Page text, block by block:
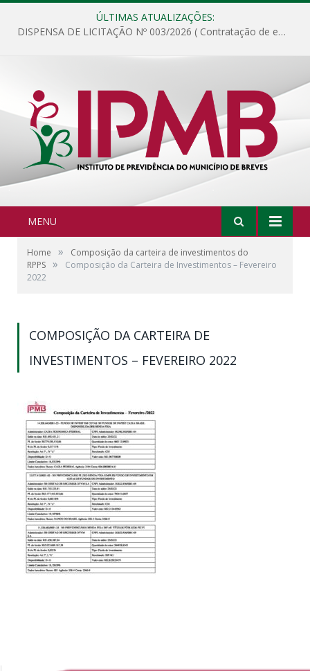
ÚLTIMAS ATUALIZAÇÕES:
DISPENSA DE LICITAÇÃO Nº 003/2026 ( Contratação de empresa para fornecimento de gêneros alimentícios não perecíveis, materiais de expediente, descartáveis, copa e cozinha, para análise e posterior publicação.)
MENU
Home »
Composição da carteira de investimentos do
RPPS »
Composição da Carteira de Investimentos – Fevereiro
2022
COMPOSIÇÃO DA CARTEIRA DE
INVESTIMENTOS – FEVEREIRO 2022